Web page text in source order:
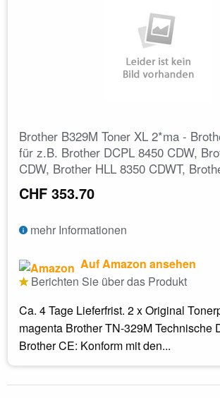
Brother B329M Toner XL 2*ma -
für z.B. Brother DCPL 8450 CDW,
CDW, Brother HLL 8350 CDWT,
CHF 353.70
mehr Informationen
Auf Amazon ansehen
Berichten Sie über das Produkt
Ca. 4 Tage Lieferfrist. 2 x Original
magenta Brother TN-329M Technische
Brother CE: Konform mit den...